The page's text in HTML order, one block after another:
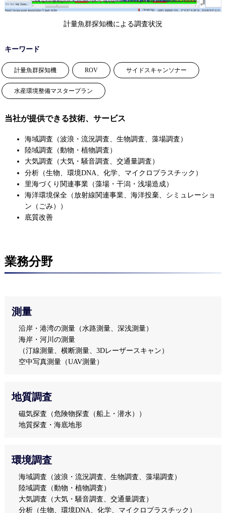
計量魚群探知機による調査状況
キーワード
計量魚群探知機 ROV サイドスキャンソナー
水産環境整備マスタープラン
当社が提供できる技術、サービス
海域調査（波浪・流況調査、生物調査、藻場調査）
陸域調査（動物・植物調査）
大気調査（大気・騒音調査、交通量調査）
分析（生物、環境DNA、化学、マイクロプラスチック ）
里海づくり関連事業（藻場・干潟・浅場造成）
海洋環境保全（放射線関連事業、海洋投棄、シミュレーショ
ン（ごみ））
底質改善
業務分野
測量
沿岸・港湾の測量（水路測量、深浅測量）
海岸・河川の測量
（汀線測量、横断測量、3Dレーザースキャン）
空中写真測量（UAV測量）
地質調査
磁気探査（危険物探査（船上・潜水））
地質探査・海底地形
環境調査
海域調査（波浪・流況調査、生物調査、藻場調査）
陸域調査（動物・植物調査）
大気調査（大気・騒音調査、交通量調査）
分析（生物、環境DNA、化学、マイクロプラスチック）